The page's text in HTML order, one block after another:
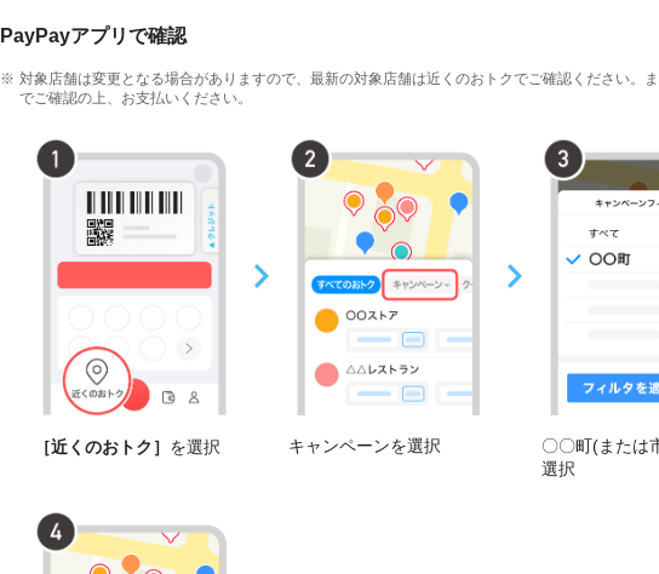
PayPayアプリで確認
対象店舗は変更となる場合がありますので、最新の対象店舗は近くのおトクでご確認ください。
でご確認の上、お支払いください。
［近くのおトク］ を選択 キャンペーンを選択
〇〇町(または
選択